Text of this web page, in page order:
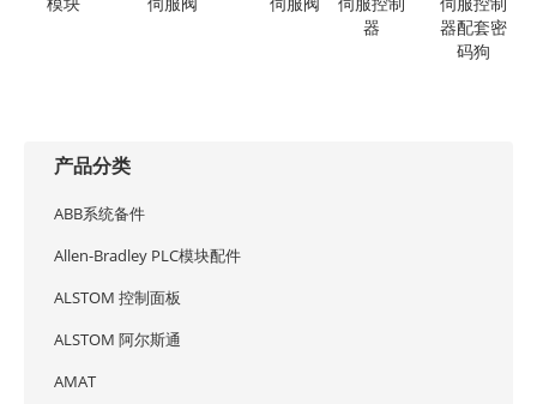
模块 伺服阀 伺服阀
伺服控制
器
伺服控制
器配套密
码狗
产品分类
ABB系统备件
Allen-Bradley PLC模块配件
ALSTOM 控制面板
ALSTOM 阿尔斯通
AMAT